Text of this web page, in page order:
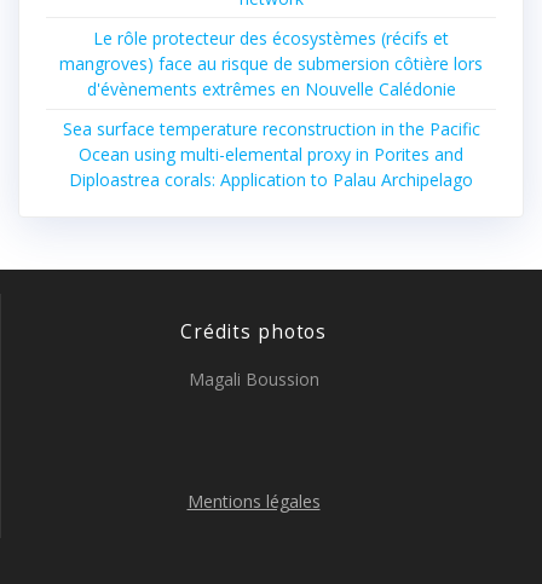
Le rôle protecteur des écosystèmes (récifs et
mangroves) face au risque de submersion côtière lors
d'évènements extrêmes en Nouvelle Calédonie
Sea surface temperature reconstruction in the Pacific
Ocean using multi-elemental proxy in Porites and
Diploastrea corals: Application to Palau Archipelago
Crédits photos
Magali Boussion
Mentions légales